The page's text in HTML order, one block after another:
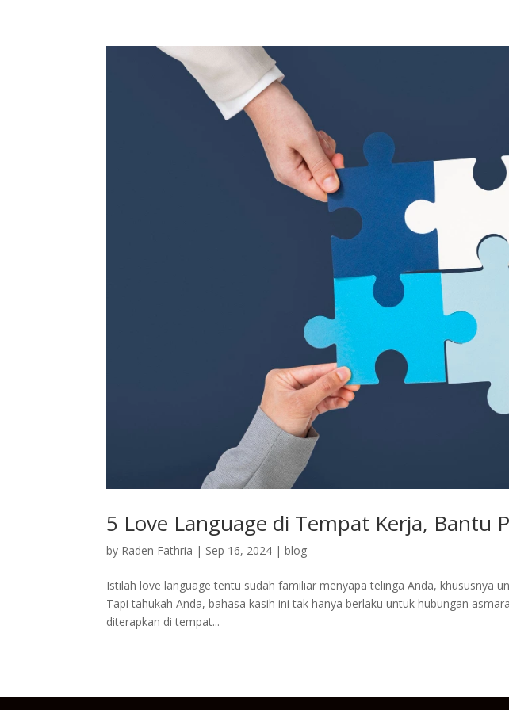
5 Love Language di Tempat Kerja, Bantu
by Raden Fathria | Sep 16, 2024 |blog
Istilah love language tentu sudah familiar menyapa telinga Anda, khususnya
Tapi tahukah Anda, bahasa kasih ini tak hanya berlaku untuk hubungan
diterapkan di tempat...